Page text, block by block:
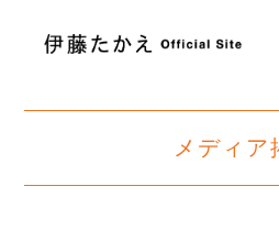
メディア